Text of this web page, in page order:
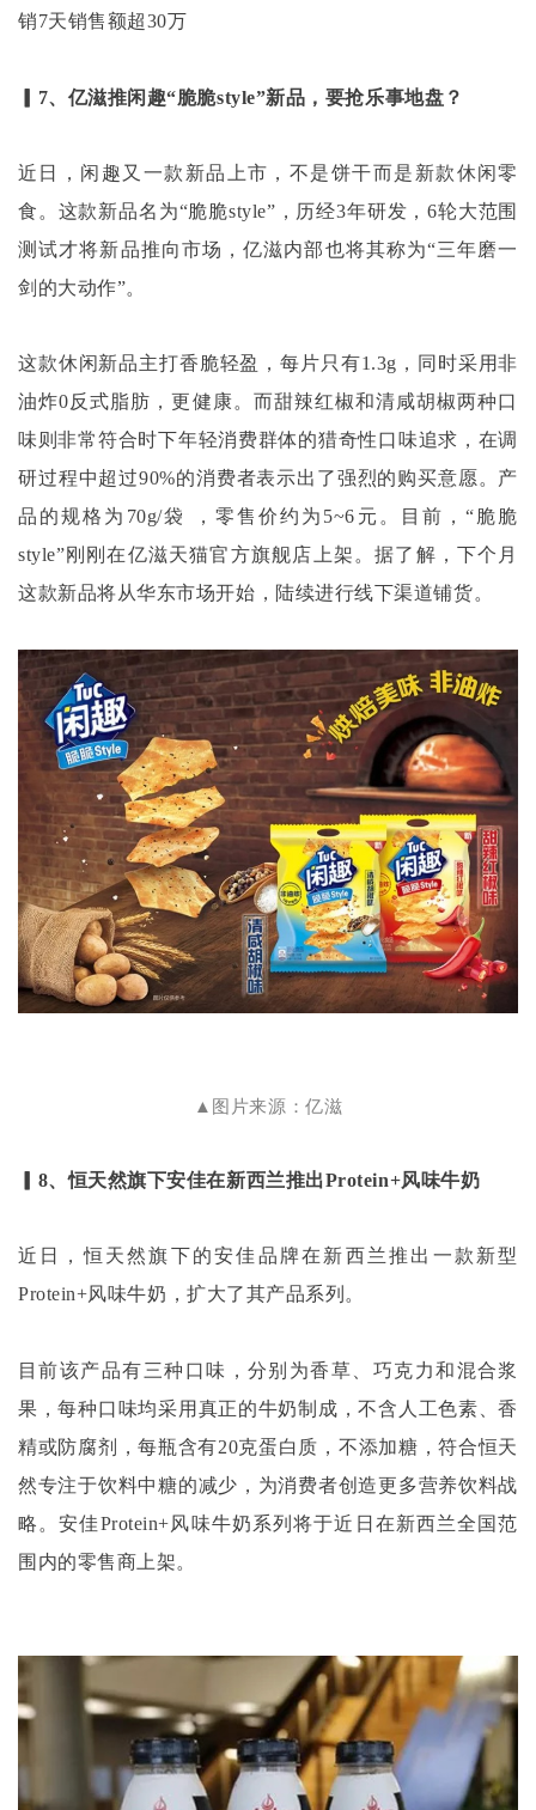
销7天销售额超30万
▎7、亿滋推闲趣“脆脆style”新品，要抢乐事地盘？
近日，闲趣又一款新品上市，不是饼干而是新款休闲零
食。这款新品名为“脆脆style”，历经3年研发，6轮大范围
测试才将新品推向市场，亿滋内部也将其称为“三年磨一
剑的大动作”。
这款休闲新品主打香脆轻盈，每片只有1.3g，同时采用非
油炸0反式脂肪，更健康。而甜辣红椒和清咸胡椒两种口
味则非常符合时下年轻消费群体的猎奇性口味追求，在调
研过程中超过90%的消费者表示出了强烈的购买意愿。产
品的规格为70g/袋 ，零售价约为5~6元。目前，“脆脆
style”刚刚在亿滋天猫官方旗舰店上架。据了解，下个月
这款新品将从华东市场开始，陆续进行线下渠道铺货。
▲图片来源：亿滋
▎8、恒天然旗下安佳在新西兰推出Protein+风味牛奶
近日，恒天然旗下的安佳品牌在新西兰推出一款新型
Protein+风味牛奶，扩大了其产品系列。
目前该产品有三种口味，分别为香草、巧克力和混合浆
果，每种口味均采用真正的牛奶制成，不含人工色素、香
精或防腐剂，每瓶含有20克蛋白质，不添加糖，符合恒天
然专注于饮料中糖的减少，为消费者创造更多营养饮料战
略。安佳Protein+风味牛奶系列将于近日在新西兰全国范
围内的零售商上架。